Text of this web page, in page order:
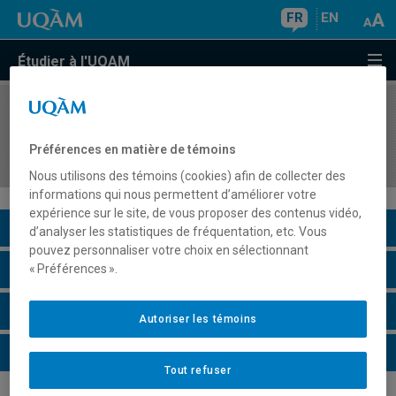
FR EN
Étudier à l'UQAM
COURS//
français au secondaire
Description du cours
Horaire - Été 2026
Horaire - Automne 2026
Horaire - Hiver 2027
Préférences en matière de témoins
Nous utilisons des témoins (cookies) afin de collecter des
informations qui nous permettent d’améliorer votre
expérience sur le site, de vous proposer des contenus vidéo,
d’analyser les statistiques de fréquentation, etc. Vous
pouvez personnaliser votre choix en sélectionnant
« Préférences ».
Tout refuser
Autoriser les témoins